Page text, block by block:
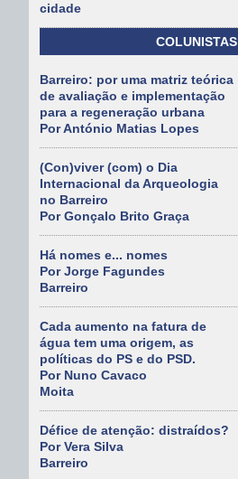
cidade
COLUNISTAS
Barreiro: por uma matriz teórica
de avaliação e implementação
para a regeneração urbana
Por António Matias Lopes
(Con)viver (com) o Dia
Internacional da Arqueologia
no Barreiro
Por Gonçalo Brito Graça
Há nomes e... nomes
Por Jorge Fagundes
Barreiro
Cada aumento na fatura de
água tem uma origem, as
políticas do PS e do PSD.
Por Nuno Cavaco
Moita
Défice de atenção: distraídos?
Por Vera Silva
Barreiro